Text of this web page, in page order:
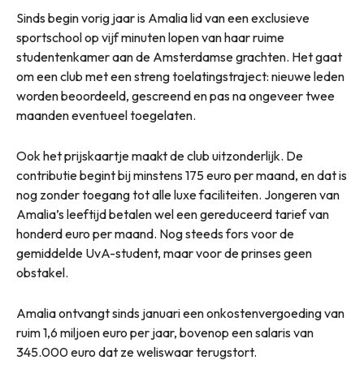
Sinds begin vorig jaar is Amalia lid van een exclusieve
sportschool op vijf minuten lopen van haar ruime
studentenkamer aan de Amsterdamse grachten. Het gaat
om een club met een streng toelatingstraject: nieuwe leden
worden beoordeeld, gescreend en pas na ongeveer twee
maanden eventueel toegelaten.
Ook het prijskaartje maakt de club uitzonderlijk. De
contributie begint bij minstens 175 euro per maand, en dat is
nog zonder toegang tot alle luxe faciliteiten. Jongeren van
Amalia’s leeftijd betalen wel een gereduceerd tarief van
honderd euro per maand. Nog steeds fors voor de
gemiddelde UvA-student, maar voor de prinses geen
obstakel.
Amalia ontvangt sinds januari een onkostenvergoeding van
ruim 1,6 miljoen euro per jaar, bovenop een salaris van
345.000 euro dat ze weliswaar terugstort.